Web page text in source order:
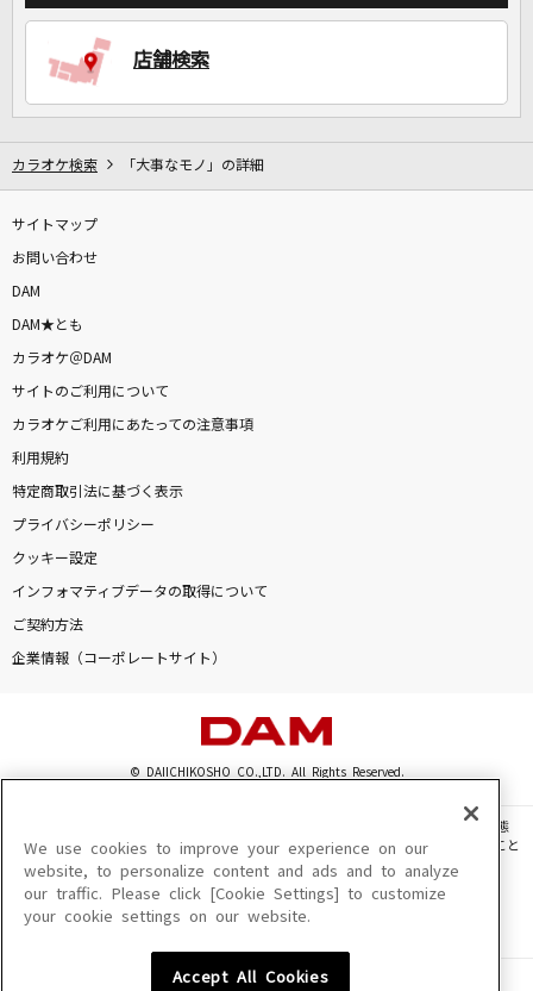
店舗検索
カラオケ検索 「大事なモノ」の詳細
サイトマップ
お問い合わせ
DAM
DAM★とも
カラオケ＠DAM
サイトのご利用について
カラオケご利用にあたっての注意事項
利用規約
特定商取引法に基づく表示
プライバシーポリシー
クッキー設定
インフォマティブデータの取得について
ご契約方法
企業情報（コーポレートサイト）
© DAIICHIKOSHO CO.,LTD. All Rights Reserved.
このサイトに掲載されている一切の文章・画像・写真・動画・音声等を、手段や形態
を問わず、著作権法の定める範囲を超えて無断で複製、転載、ファイル化などすること
を禁じます。
楽曲及びコンテンツは、機種によりご利用いただけない場合があります。
楽曲及びコンテンツの配信日、配信内容が変更になる場合があります。
We use cookies to improve your experience on our
website, to personalize content and ads and to analyze
our traffic. Please click [Cookie Settings] to customize
your cookie settings on our website.
Accept All Cookies